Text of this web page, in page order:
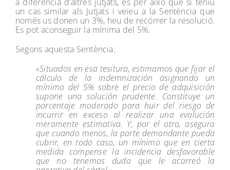
un cas similar als Jutjats i veieu a la Sentència que
només us donen un 3%, heu de recórrer la resolució.
Es pot aconseguir la mínima del 5%.
Segons aquesta Sentència:
«Situados en esa tesitura, estimamos que fijar el
cálculo de la indemnización asignando un
mínimo del 5% sobre el precio de adquisición
supone una solución prudente. Constituye un
porcentaje moderado para huir del riesgo de
incurrir en exceso al realizar una evalución
meramente estimativa. Y, por el otro, asegura
que cuando menos, la parte demandante pueda
cubrir, en todo caso, un mínimo que en cierta
medida compense la incidencia desfavorable
que no tenemos duda que le acarreó la